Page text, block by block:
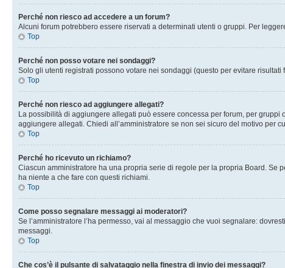
Perché non riesco ad accedere a un forum?
Alcuni forum potrebbero essere riservati a determinati utenti o gruppi. Per
Top
Perché non posso votare nei sondaggi?
Solo gli utenti registrati possono votare nei sondaggi (questo per evitare
Top
Perché non riesco ad aggiungere allegati?
La possibilità di aggiungere allegati può essere concessa per forum, per
aggiungere allegati. Chiedi all’amministratore se non sei sicuro del motivo per
Top
Perché ho ricevuto un richiamo?
Ciascun amministratore ha una propria serie di regole per la propria Board. Se
ha niente a che fare con questi richiami.
Top
Come posso segnalare messaggi ai moderatori?
Se l’amministratore l’ha permesso, vai al messaggio che vuoi segnalare:
messaggi.
Top
Che cos’è il pulsante di salvataggio nella finestra di invio dei messaggi?